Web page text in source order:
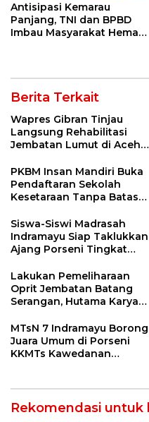
Antisipasi Kemarau
Panjang, TNI dan BPBD
Imbau Masyarakat Hemat
Berita Terkait
Wapres Gibran Tinjau
Langsung Rehabilitasi
Jembatan Lumut di Aceh
Konektivitas Pulih Cepat
PKBM Insan Mandiri Buka
Pendaftaran Sekolah
Kesetaraan Tanpa Batas
Siswa-Siswi Madrasah
Indramayu Siap Taklukkan
Ajang Porseni Tingkat
Lakukan Pemeliharaan
Oprit Jembatan Batang
Serangan, Hutama Karya
55 Tol Binjai–Langsa
MTsN 7 Indramayu Borong
Juara Umum di Porseni
KKMTs Kawedanan
Rekomendasi untuk